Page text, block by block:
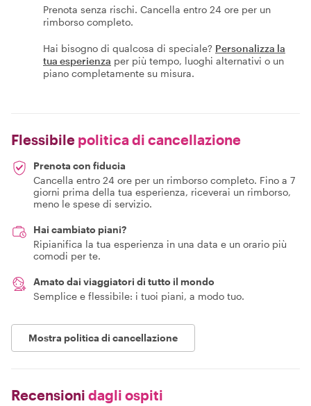
Prenota senza rischi. Cancella entro 24 ore per un
rimborso completo.
Hai bisogno di qualcosa di speciale? Personalizza la
tua esperienza per più tempo, luoghi alternativi o un
piano completamente su misura.
Flessibile politica di cancellazione
Prenota con fiducia
Cancella entro 24 ore per un rimborso completo. Fino a 7
giorni prima della tua esperienza, riceverai un rimborso,
meno le spese di servizio.
Hai cambiato piani?
Ripianifica la tua esperienza in una data e un orario più
comodi per te.
Amato dai viaggiatori di tutto il mondo
Semplice e flessibile: i tuoi piani, a modo tuo.
Mostra politica di cancellazione
Recensioni dagli ospiti